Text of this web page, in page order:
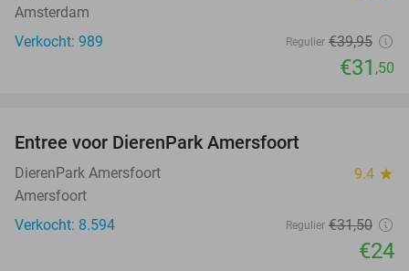
Amsterdam
Verkocht: 989
Regulier €39,95
€31 ,50
Entree voor DierenPark Amersfoort
DierenPark Amersfoort 9.4 star
Amersfoort
Verkocht: 8.594
Regulier €31,50
€24